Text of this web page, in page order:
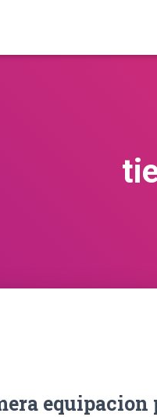
equipacion